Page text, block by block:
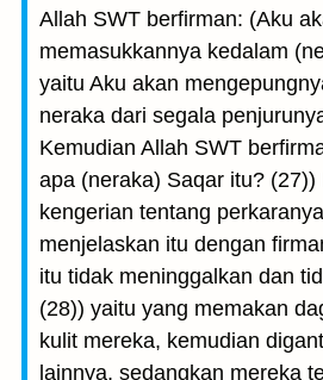
Allah SWT berfirman: (Aku
memasukkannya kedalam
yaitu Aku akan
neraka dari segala
Kemudian Allah SWT
apa (neraka) Saqar itu? (27))
kengerian tentang
menjelaskan itu dengan
itu tidak meninggalkan dan
(28)) yaitu yang memakan
kulit mereka, kemudian
lainnya, sedangkan mereka